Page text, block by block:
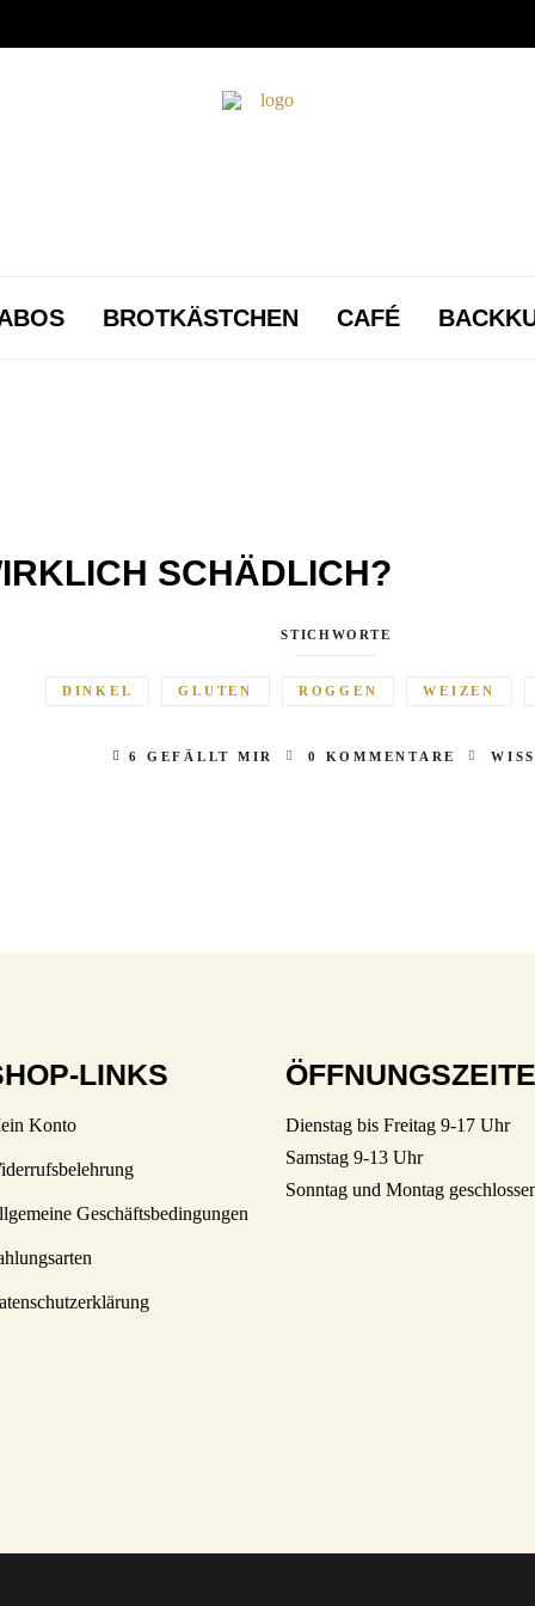
BROTKÄSTCHEN CAFÉ
SCHÄDLICH?
STICHWORTE
DINKEL GLUTEN ROGGEN WEIZEN
6 GEFÄLLT MIR 0 KOMMENTARE
LINKS
Konto
Geschäftsbedingungen
Dienstag bis Freitag 9-17 Uhr
Samstag 9-13 Uhr
Sonntag und Montag